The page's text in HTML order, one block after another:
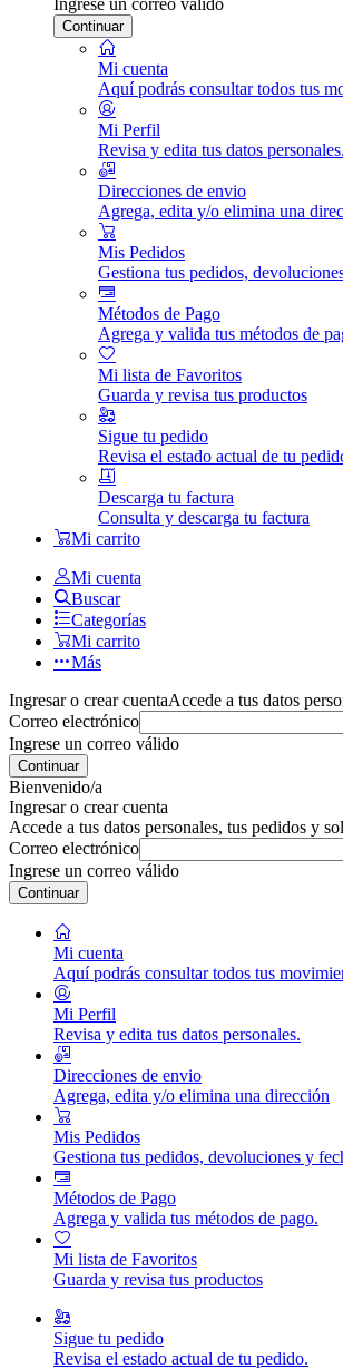
Continuar
Mi cuenta
Aquí podrás consultar todos tus
Mi Perfil
Revisa y edita tus datos personales.
Direcciones de envio
Agrega, edita y/o elimina una
Mis Pedidos
Gestiona tus pedidos,
Métodos de Pago
Agrega y valida tus métodos de
Mi lista de Favoritos
Guarda y revisa tus productos
Sigue tu pedido
Revisa el estado actual de tu
Descarga tu factura
Consulta y descarga tu factura
Mi carrito
Mi cuenta
Buscar
Categorías
Mi carrito
Más
Ingresar o crear cuentaAccede a tus datos
Correo electrónico
Ingrese un correo válido
Continuar
Bienvenido/a
Ingresar o crear cuenta
Accede a tus datos personales, tus pedidos y
Correo electrónico
Ingrese un correo válido
Continuar
Mi cuenta
Aquí podrás consultar todos tus
Mi Perfil
Revisa y edita tus datos personales.
Direcciones de envio
Agrega, edita y/o elimina una dirección
Mis Pedidos
Gestiona tus pedidos, devoluciones y
Métodos de Pago
Agrega y valida tus métodos de pago.
Mi lista de Favoritos
Guarda y revisa tus productos
Sigue tu pedido
Revisa el estado actual de tu pedido.